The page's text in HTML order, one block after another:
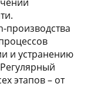
производства
и устранению
этапов – от